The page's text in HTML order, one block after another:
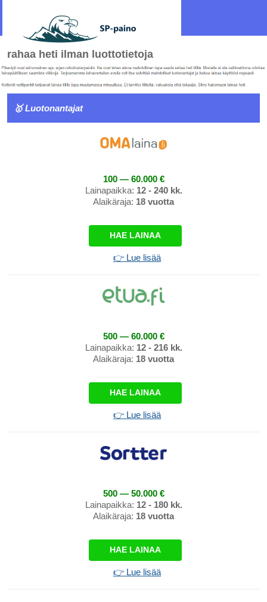
rahaa heti ilman luottotietoja
🥇 Luotonantajat
100 — 60.000 €
Lainapaikka: 12 - 240 kk.
Alaikäraja: 18 vuotta
HAE LAINAA
👉 Lue lisää
500 — 60.000 €
Lainapaikka: 12 - 216 kk.
Alaikäraja: 18 vuotta
HAE LAINAA
👉 Lue lisää
500 — 50.000 €
Lainapaikka: 12 - 180 kk.
Alaikäraja: 18 vuotta
HAE LAINAA
👉 Lue lisää